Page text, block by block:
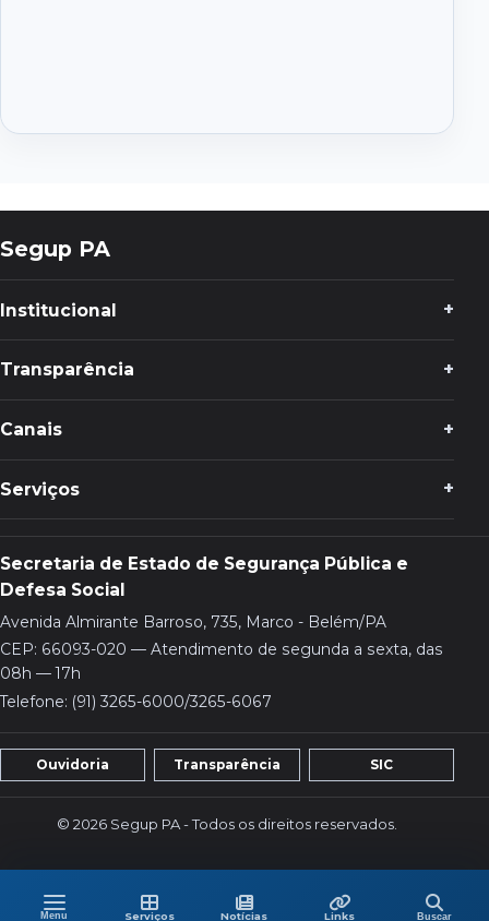
MenuMenu Serviços Notícias Links BuscarBuscar
Segup PA
Institucional
Transparência
Canais
Serviços
Secretaria de Estado de Segurança Pública e
Defesa Social
Avenida Almirante Barroso, 735, Marco - Belém/PA
CEP: 66093-020 — Atendimento de segunda a sexta, das
08h — 17h
Telefone: (91) 3265-6000/3265-6067
Ouvidoria Transparência SIC
© 2026 Segup PA - Todos os direitos reservados.